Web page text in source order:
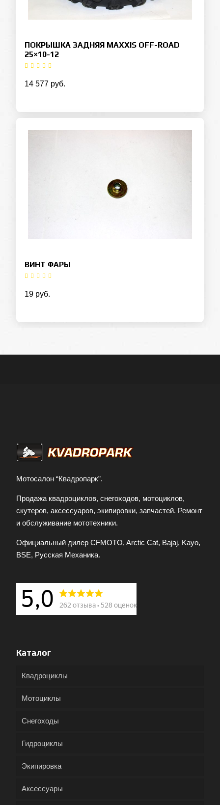
ПОКРЫШКА ЗАДНЯЯ MAXXIS OFF-ROAD
25×10-12
14 577 руб.
ВИНТ ФАРЫ
19 руб.
Мотосалон “Квадропарк”.
Продажа квадроциклов, снегоходов, мотоциклов,
скутеров, аксессуаров, экипировки, запчастей. Ремонт
и обслуживание мототехники.
Официальный дилер CFMOTO, Arctic Cat, Bajaj, Kayo,
BSE, Русская Механика.
Каталог
Квадроциклы
Мотоциклы
Снегоходы
Гидроциклы
Экипировка
Аксессуары